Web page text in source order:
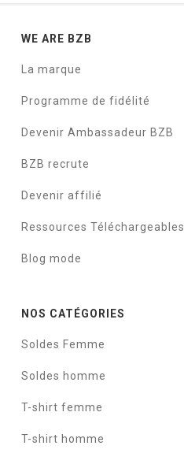
WE ARE BZB
La marque
Programme de fidélité
Devenir Ambassadeur BZB
BZB recrute
Devenir affilié
Ressources Téléchargeables
Blog mode
NOS CATÉGORIES
Soldes Femme
Soldes homme
T-shirt femme
T-shirt homme